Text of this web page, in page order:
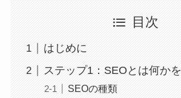
目次
はじめに
ステップ1：SEOとは何か
SEOの種類